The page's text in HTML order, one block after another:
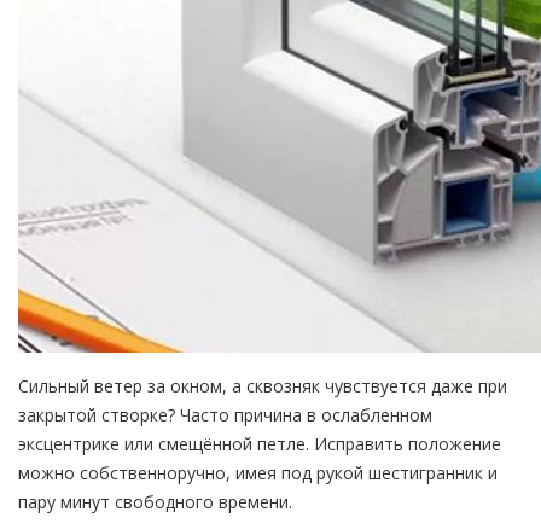
Сильный ветер за окном, а сквозняк чувствуется даже при
закрытой створке? Часто причина в ослабленном
эксцентрике или смещённой петле. Исправить положение
можно собственноручно, имея под рукой шестигранник и
пару минут свободного времени.